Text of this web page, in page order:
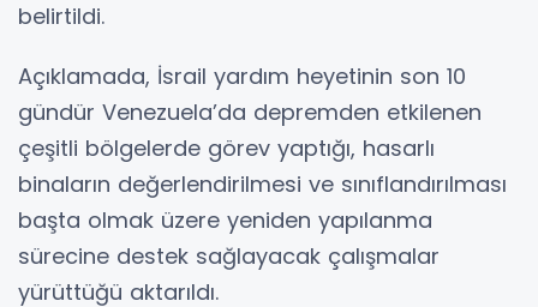
belirtildi.
Açıklamada, İsrail yardım heyetinin son 10
gündür Venezuela’da depremden etkilenen
çeşitli bölgelerde görev yaptığı, hasarlı
binaların değerlendirilmesi ve sınıflandırılması
başta olmak üzere yeniden yapılanma
sürecine destek sağlayacak çalışmalar
yürüttüğü aktarıldı.